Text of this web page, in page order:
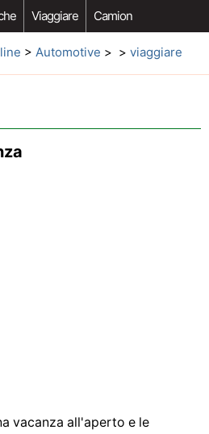
Viaggiare Camion
Auto Car Opzioni Aftermarket
> Automotive > > viaggiare
vacanza all'aperto e le